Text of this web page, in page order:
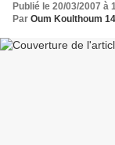
Publié le 20/03/2007 à
Par Oum Koulthoum 14